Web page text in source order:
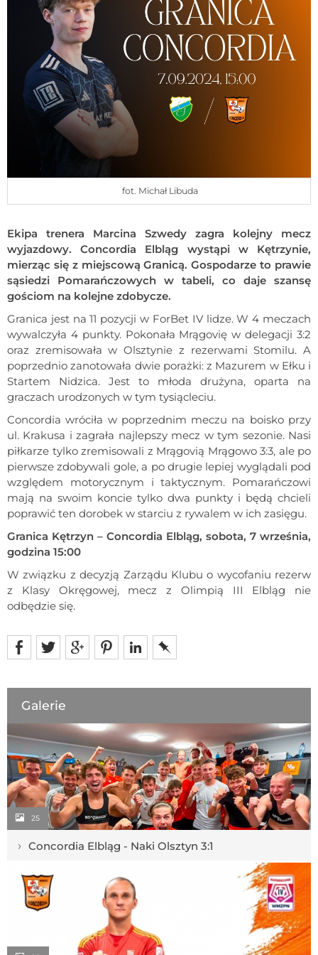
fot. Michał Libuda
Ekipa trenera Marcina Szwedy zagra kolejny mecz
wyjazdowy. Concordia Elbląg wystąpi w Kętrzynie,
mierząc się z miejscową Granicą. Gospodarze to prawie
sąsiedzi Pomarańczowych w tabeli, co daje szansę
gościom na kolejne zdobycze.
Granica jest na 11 pozycji w ForBet IV lidze. W 4 meczach
wywalczyła 4 punkty. Pokonała Mrągovię w delegacji 3:2
oraz zremisowała w Olsztynie z rezerwami Stomilu. A
poprzednio zanotowała dwie porażki: z Mazurem w Ełku i
Startem Nidzica. Jest to młoda drużyna, oparta na
graczach urodzonych w tym tysiącleciu.
Concordia wróciła w poprzednim meczu na boisko przy
ul. Krakusa i zagrała najlepszy mecz w tym sezonie. Nasi
piłkarze tylko zremisowali z Mrągovią Mrągowo 3:3, ale po
pierwsze zdobywali gole, a po drugie lepiej wyglądali pod
względem motorycznym i taktycznym. Pomarańczowi
mają na swoim koncie tylko dwa punkty i będą chcieli
poprawić ten dorobek w starciu z rywalem w ich zasięgu.
Granica Kętrzyn – Concordia Elbląg, sobota, 7 września,
godzina 15:00
W związku z decyzją Zarządu Klubu o wycofaniu rezerw
z Klasy Okręgowej, mecz z Olimpią III Elbląg nie
odbędzie się.
Galerie
25
› Concordia Elbląg - Naki Olsztyn 3:1